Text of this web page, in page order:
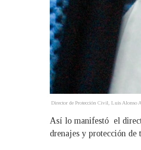
Director de Protección Civil, Luis Alonso
Así lo manifestó el
drenajes y protección de